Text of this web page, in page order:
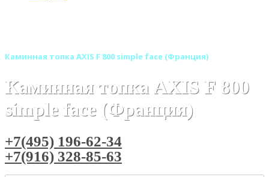
Каминная топка AXIS F 800 simple face (Франция)
Каминная топка AXIS F 800
simple face (Франция)
+7(495) 196-62-34
+7(916) 328-85-63